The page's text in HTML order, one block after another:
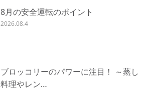
8月の安全運転のポイント
2026.08.4
ブロッコリーのパワーに注目！ ～蒸し
料理やレン…